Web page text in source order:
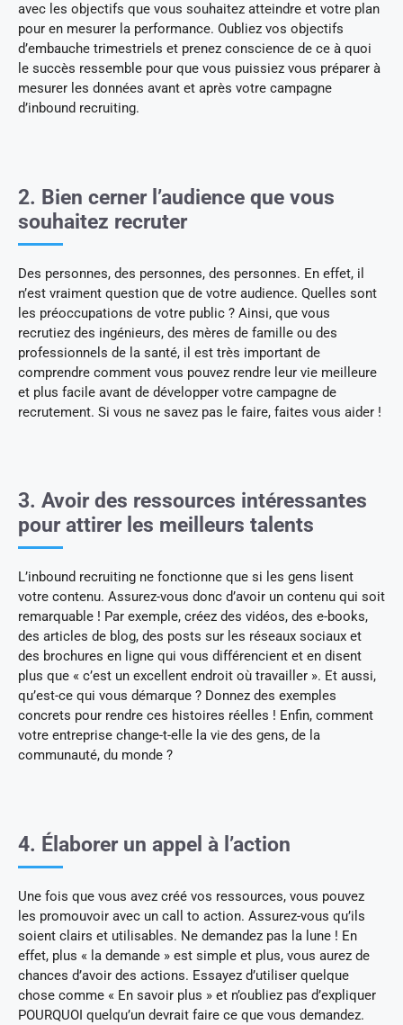
avec les objectifs que vous souhaitez atteindre et votre plan
pour en mesurer la performance. Oubliez vos objectifs
d’embauche trimestriels et prenez conscience de ce à quoi
le succès ressemble pour que vous puissiez vous préparer à
mesurer les données avant et après votre campagne
d’inbound recruiting.
2. Bien cerner l’audience que vous
souhaitez recruter
Des personnes, des personnes, des personnes. En effet, il
n’est vraiment question que de votre audience. Quelles sont
les préoccupations de votre public ? Ainsi, que vous
recrutiez des ingénieurs, des mères de famille ou des
professionnels de la santé, il est très important de
comprendre comment vous pouvez rendre leur vie meilleure
et plus facile avant de développer votre campagne de
recrutement. Si vous ne savez pas le faire, faites vous aider !
3. Avoir des ressources intéressantes
pour attirer les meilleurs talents
L’inbound recruiting ne fonctionne que si les gens lisent
votre contenu. Assurez-vous donc d’avoir un contenu qui soit
remarquable ! Par exemple, créez des vidéos, des e-books,
des articles de blog, des posts sur les réseaux sociaux et
des brochures en ligne qui vous différencient et en disent
plus que « c’est un excellent endroit où travailler ». Et aussi,
qu’est-ce qui vous démarque ? Donnez des exemples
concrets pour rendre ces histoires réelles ! Enfin, comment
votre entreprise change-t-elle la vie des gens, de la
communauté, du monde ?
4. Élaborer un appel à l’action
Une fois que vous avez créé vos ressources, vous pouvez
les promouvoir avec un call to action. Assurez-vous qu’ils
soient clairs et utilisables. Ne demandez pas la lune ! En
effet, plus « la demande » est simple et plus, vous aurez de
chances d’avoir des actions. Essayez d’utiliser quelque
chose comme « En savoir plus » et n’oubliez pas d’expliquer
POURQUOI quelqu’un devrait faire ce que vous demandez.